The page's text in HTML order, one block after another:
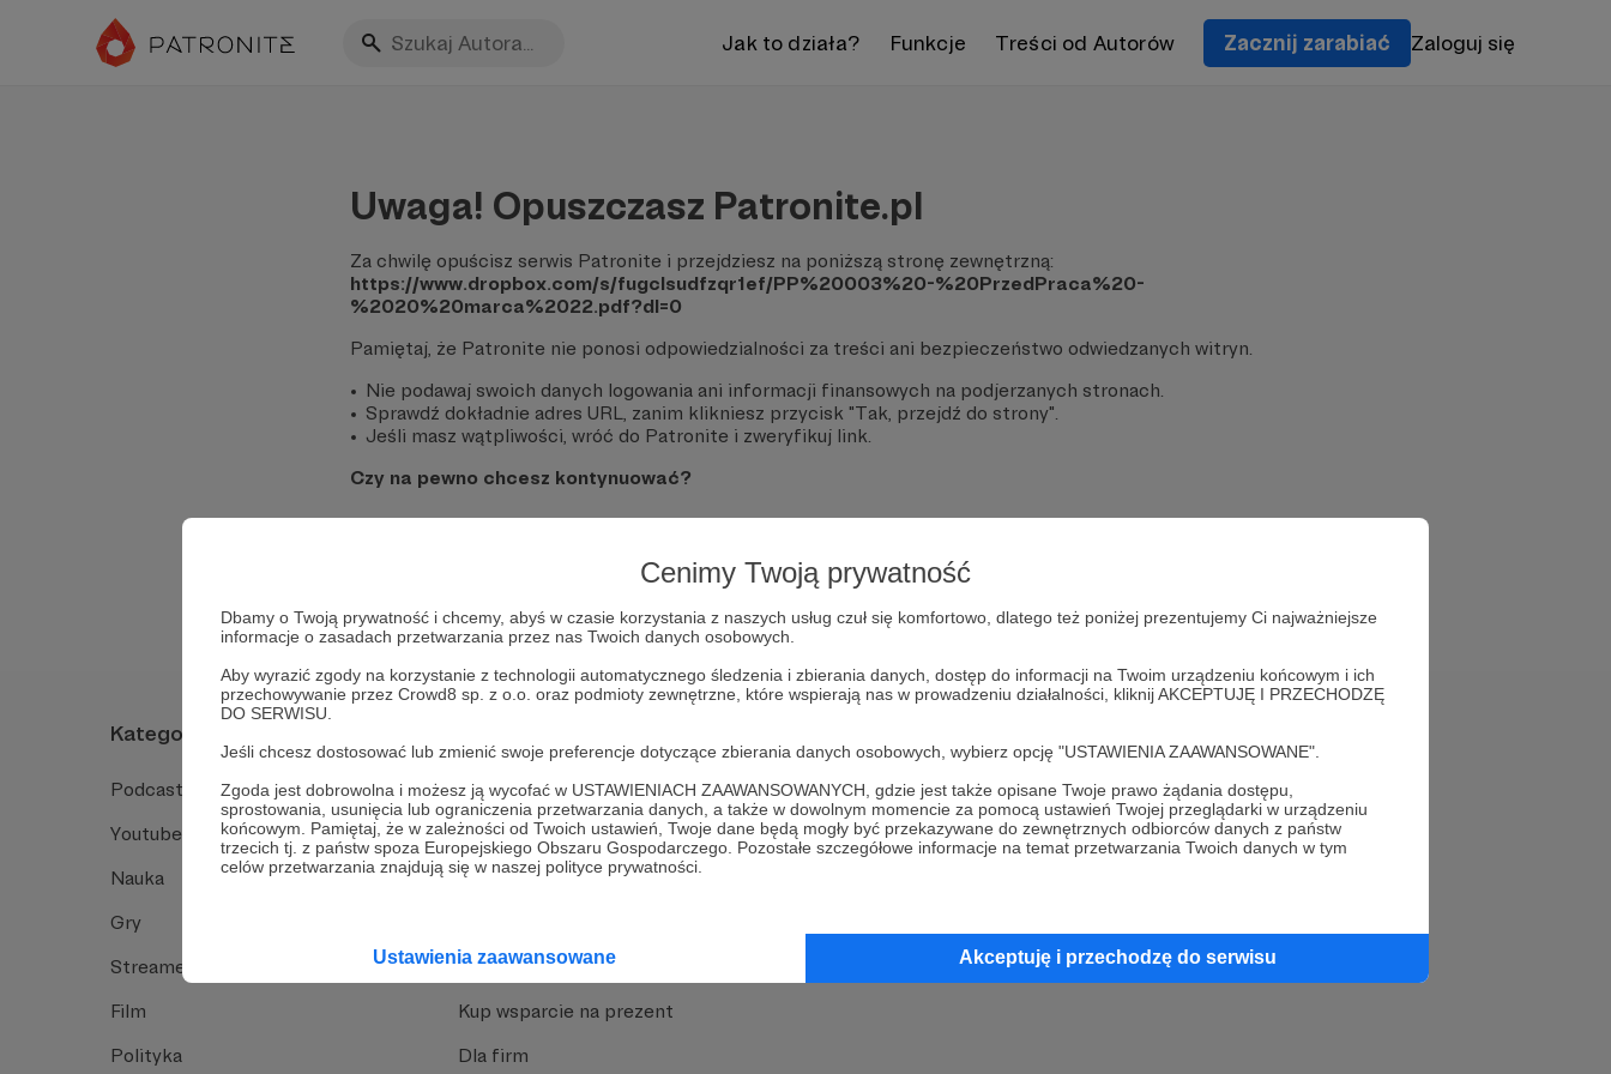
Cenimy Twoją prywatność
Dbamy o Twoją prywatność i chcemy, abyś w czasie korzystania z naszych usług czuł się komfortowo, dlatego też poniżej prezentujemy Ci najważniejsze
informacje o zasadach przetwarzania przez nas Twoich danych osobowych.
Aby wyrazić zgody na korzystanie z technologii automatycznego śledzenia i zbierania danych, dostęp do informacji na Twoim urządzeniu końcowym i ich
przechowywanie przez Crowd8 sp. z o.o. oraz podmioty zewnętrzne, które wspierają nas w prowadzeniu działalności, kliknij AKCEPTUJĘ I PRZECHODZĘ
DO SERWISU.
Jeśli chcesz dostosować lub zmienić swoje preferencje dotyczące zbierania danych osobowych, wybierz opcję "USTAWIENIA ZAAWANSOWANE".
Zgoda jest dobrowolna i możesz ją wycofać w USTAWIENIACH ZAAWANSOWANYCH, gdzie jest także opisane Twoje prawo żądania dostępu,
sprostowania, usunięcia lub ograniczenia przetwarzania danych, a także w dowolnym momencie za pomocą ustawień Twojej przeglądarki w urządzeniu
końcowym. Pamiętaj, że w zależności od Twoich ustawień, Twoje dane będą mogły być przekazywane do zewnętrznych odbiorców danych z państw
trzecich tj. z państw spoza Europejskiego Obszaru Gospodarczego. Pozostałe szczegółowe informacje na temat przetwarzania Twoich danych w tym
celów przetwarzania znajdują się w naszej polityce prywatności.
Ustawienia zaawansowane Akceptuję i przechodzę do serwisu
Jak to działa? Funkcje Treści od Autorów Zacznij zarabiać Zaloguj się
Uwaga! Opuszczasz Patronite.pl
Za chwilę opuścisz serwis Patronite i przejdziesz na poniższą stronę zewnętrzną:
https://www.dropbox.com/s/fugclsudfzqr1ef/PP%20003%20-%20PrzedPraca%20-
%2020%20marca%2022.pdf?dl=0
Pamiętaj, że Patronite nie ponosi odpowiedzialności za treści ani bezpieczeństwo odwiedzanych witryn.
Nie podawaj swoich danych logowania ani informacji finansowych na podjerzanych stronach.
Sprawdź dokładnie adres URL, zanim klikniesz przycisk "Tak, przejdź do strony".
Jeśli masz wątpliwości, wróć do Patronite i zweryfikuj link.
Czy na pewno chcesz kontynuować?
Kategorie
Podcast
Youtube
Nauka
Gry
Streamerzy
Film
Polityka
Jak to działa
Funkcje Patronite
Dlaczego Patronite?
Opinie Twórców
Kup wsparcie na prezent
Dla firm
MCN Patronite
Suppi.pl
FAQ
Kontakt z zespołem Patronite